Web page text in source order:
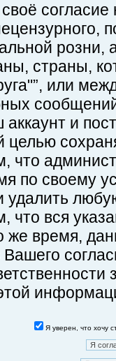
страны,
или
и
целью
что
по своему
удалить
что вся
же время,
Я уверен, что хочу